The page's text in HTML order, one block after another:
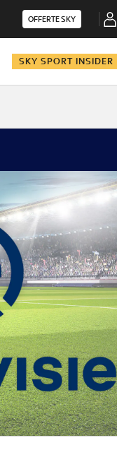
OFFERTE SKY
SKY SPORT INSIDER